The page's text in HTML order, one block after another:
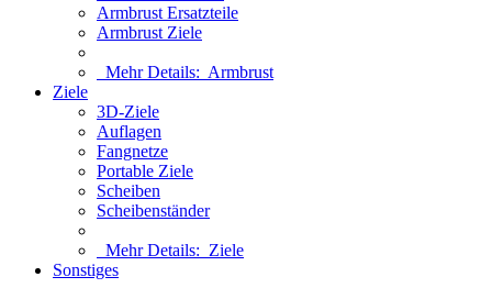
Armbrust Ersatzteile
Armbrust Ziele
Mehr Details: Armbrust
Ziele
3D-Ziele
Auflagen
Fangnetze
Portable Ziele
Scheiben
Scheibenständer
Mehr Details: Ziele
Sonstiges